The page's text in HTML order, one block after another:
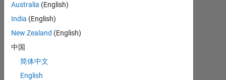
Dashboard
Statistik
Australia (English)
India (English)
New Zealand (English)
中国
简体中文
English